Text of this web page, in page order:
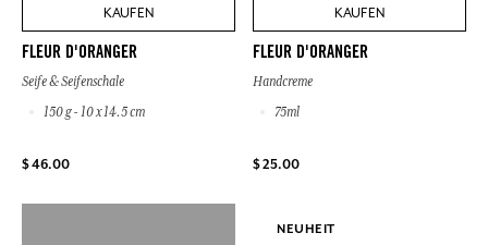
KAUFEN
FLEUR D'ORANGER
Seife & Seifenschale
150 g - 10 x 14.5 cm
$ 46.00
KAUFEN
FLEUR D'ORANGER
Handcreme
75ml
$ 25.00
NEUHEIT